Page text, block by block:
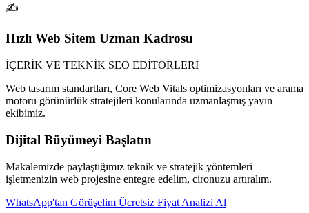
✍️
Hızlı Web Sitem Uzman Kadrosu
İÇERİK VE TEKNİK SEO EDİTÖRLERİ
Web tasarım standartları, Core Web Vitals optimizasyonları ve arama
motoru görünürlük stratejileri konularında uzmanlaşmış yayın
ekibimiz.
Dijital Büyümeyi Başlatın
Makalemizde paylaştığımız teknik ve stratejik yöntemleri
işletmenizin web projesine entegre edelim, cironuzu artıralım.
WhatsApp'tan Görüşelim Ücretsiz Fiyat Analizi Al